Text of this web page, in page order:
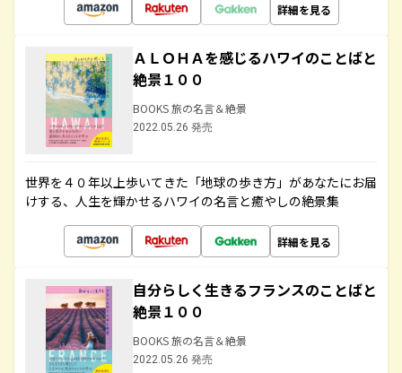
詳細を見る
ＡＬＯＨＡを感じるハワイのことばと
絶景１００
BOOKS 旅の名言＆絶景
2022.05.26 発売
世界を４０年以上歩いてきた「地球の歩き方」があなたにお届
けする、人生を輝かせるハワイの名言と癒やしの絶景集
詳細を見る
自分らしく生きるフランスのことばと
絶景１００
BOOKS 旅の名言＆絶景
2022.05.26 発売